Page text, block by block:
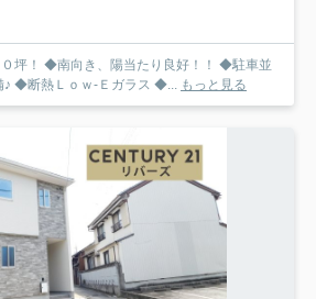
坪！ ◆南向き、陽当たり良好！！ ◆駐車並
♪ ◆断熱Ｌｏｗ-Ｅガラス ◆... もっと見る